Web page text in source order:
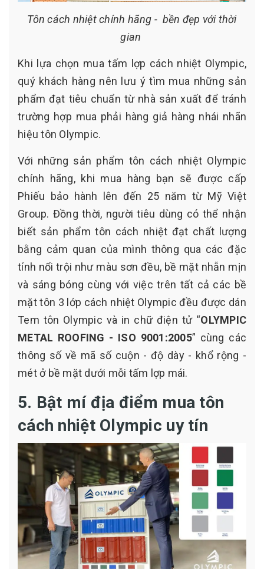
Tôn cách nhiệt chính hãng - bền đẹp với thời
gian
Khi lựa chọn mua tấm lợp cách nhiệt Olympic,
quý khách hàng nên lưu ý tìm mua những sản
phẩm đạt tiêu chuẩn từ nhà sản xuất để tránh
trường hợp mua phải hàng giả hàng nhái nhãn
hiệu tôn Olympic.
Với những sản phẩm tôn cách nhiệt Olympic
chính hãng, khi mua hàng bạn sẽ được cấp
Phiếu bảo hành lên đến 25 năm từ Mỹ Việt
Group. Đồng thời, người tiêu dùng có thể nhận
biết sản phẩm tôn cách nhiệt đạt chất lượng
bằng cảm quan của mình thông qua các đặc
tính nổi trội như màu sơn đều, bề mặt nhẵn mịn
và sáng bóng cùng với việc trên tất cả các bề
mặt tôn 3 lớp cách nhiệt Olympic đều được dán
Tem tôn Olympic và in chữ điện tử “OLYMPIC
METAL ROOFING - ISO 9001:2005” cùng các
thông số về mã số cuộn - độ dày - khổ rộng -
mét ở bề mặt dưới mỗi tấm lợp mái.
5. Bật mí địa điểm mua tôn
cách nhiệt Olympic uy tín